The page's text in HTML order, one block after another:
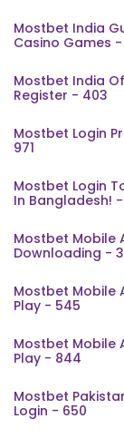
Mostbet India
Casino Games -
Mostbet India
Register - 403
Mostbet Login
971
Mostbet Login
In Bangladesh!
Mostbet Mobile
Downloading -
Mostbet Mobile
Play - 545
Mostbet Mobile
Play - 844
Mostbet
Login - 650